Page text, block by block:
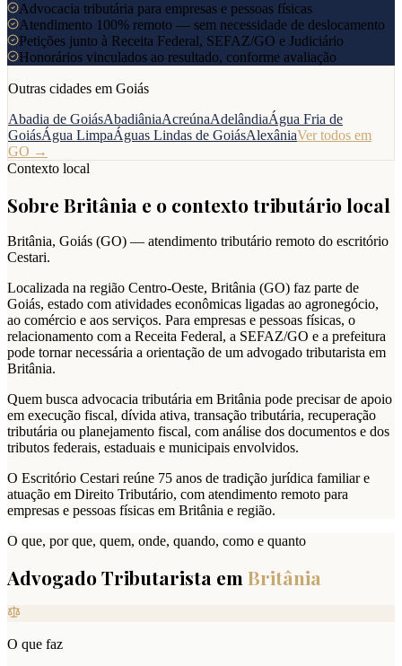
Advocacia tributária para empresas e pessoas físicas
Atendimento 100% remoto — sem necessidade de deslocamento
Petições junto à Receita Federal, SEFAZ/GO e Judiciário
Honorários vinculados ao resultado, conforme avaliação
Outras cidades em Goiás
Abadia de GoiásAbadiâniaAcreúnaAdelândiaÁgua Fria de
GoiásÁgua LimpaÁguas Lindas de GoiásAlexâniaVer todos em
GO →
Contexto local
Sobre Britânia e o contexto tributário local
Britânia, Goiás (GO) — atendimento tributário remoto do escritório
Cestari.
Localizada na região Centro-Oeste, Britânia (GO) faz parte de
Goiás, estado com atividades econômicas ligadas ao agronegócio,
ao comércio e aos serviços. Para empresas e pessoas físicas, o
relacionamento com a Receita Federal, a SEFAZ/GO e a prefeitura
pode tornar necessária a orientação de um advogado tributarista em
Britânia.
Quem busca advocacia tributária em Britânia pode precisar de apoio
em execução fiscal, dívida ativa, transação tributária, recuperação
tributária ou planejamento fiscal, com análise dos documentos e dos
tributos federais, estaduais e municipais envolvidos.
O Escritório Cestari reúne 75 anos de tradição jurídica familiar e
atuação em Direito Tributário, com atendimento remoto para
empresas e pessoas físicas em Britânia e região.
O que, por que, quem, onde, quando, como e quanto
Advogado Tributarista em Britânia
O que faz